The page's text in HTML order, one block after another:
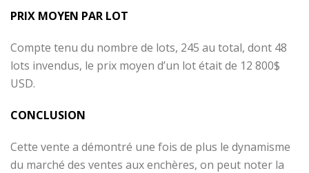
PRIX MOYEN PAR LOT
Compte tenu du nombre de lots, 245 au total, dont 48
lots invendus, le prix moyen d’un lot était de 12 800$
USD.
CONCLUSION
Cette vente a démontré une fois de plus le dynamisme
du marché des ventes aux enchères, on peut noter la